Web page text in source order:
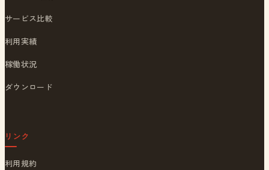
サービス比較
利用実績
稼働状況
ダウンロード
リンク
利用規約